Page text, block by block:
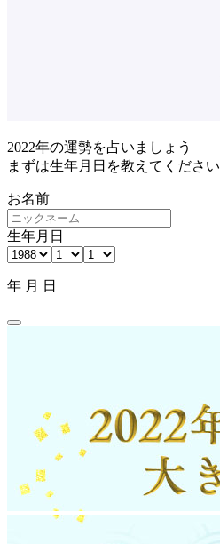
2022年の運勢を占いましょう
まずは生年月日を教えてください
お名前
生年月日
年 月 日